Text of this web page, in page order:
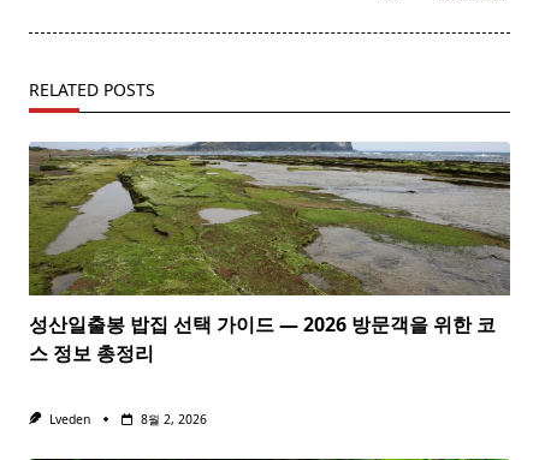
RELATED POSTS
성산일출봉 밥집 선택 가이드 — 2026 방문객을 위한 코
스 정보 총정리
Lveden 8월 2, 2026